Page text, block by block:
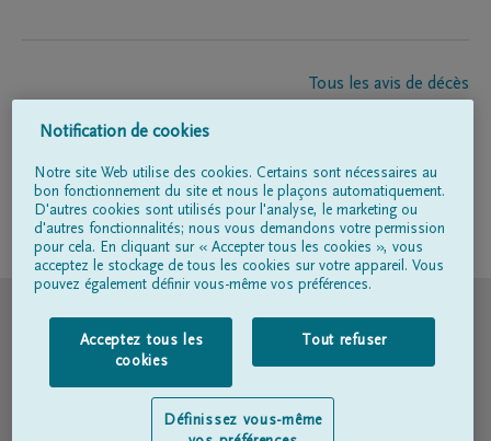
Tous les avis de décès
Entrepreneur de pompes funèbres
Suivez-nous sur
Conditions d'utilisation
Déclaration relative à la vie privée
Notification de cookies
Notre site Web utilise des cookies. Certains sont nécessaires au
bon fonctionnement du site et nous le plaçons automatiquement.
D'autres cookies sont utilisés pour l'analyse, le marketing ou
d'autres fonctionnalités; nous vous demandons votre permission
pour cela. En cliquant sur « Accepter tous les cookies », vous
acceptez le stockage de tous les cookies sur votre appareil. Vous
pouvez également définir vous-même vos préférences.
Acceptez tous les
cookies
Tout refuser
Définissez vous-même